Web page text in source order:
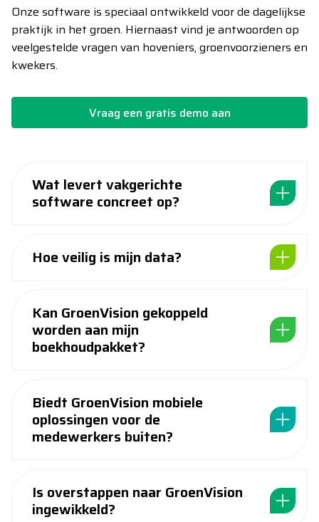
Onze software is speciaal ontwikkeld voor de dagelijkse
praktijk in het groen. Hiernaast vind je antwoorden op
veelgestelde vragen van hoveniers, groenvoorzieners en
kwekers.
Vraag een gratis demo aan
Wat levert vakgerichte
software concreet op?
Hoe veilig is mijn data?
Kan GroenVision gekoppeld
worden aan mijn
boekhoudpakket?
Biedt GroenVision mobiele
oplossingen voor de
medewerkers buiten?
Is overstappen naar GroenVision
ingewikkeld?